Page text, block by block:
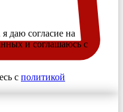
даю согласие на
и соглашаюсь с
с политикой